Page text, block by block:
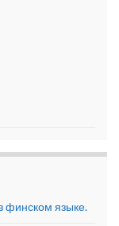
финском языке.